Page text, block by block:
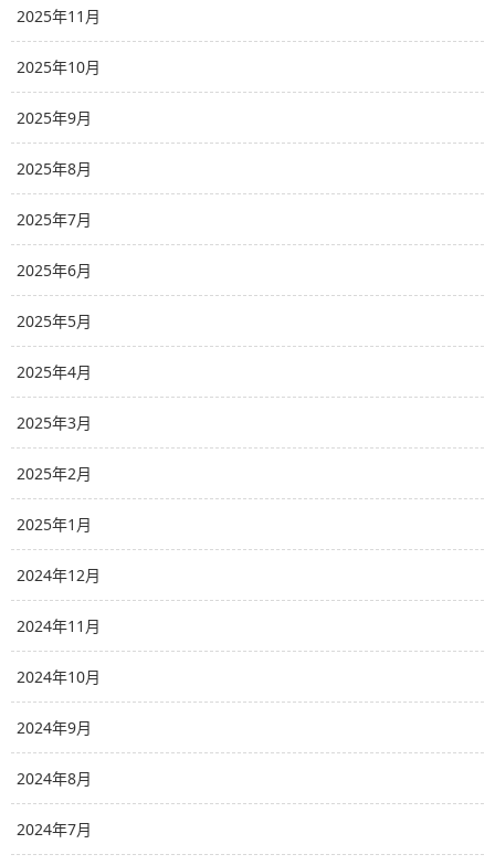
2025年11月
2025年10月
2025年9月
2025年8月
2025年7月
2025年6月
2025年5月
2025年4月
2025年3月
2025年2月
2025年1月
2024年12月
2024年11月
2024年10月
2024年9月
2024年8月
2024年7月